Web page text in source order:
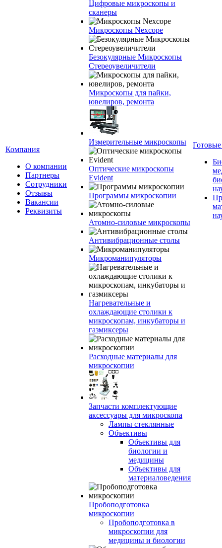
Компания
О компании
Партнеры
Сотрудники
Отзывы
Вакансии
Реквизиты
Цифровые микроскопы и
сканеры
Микроскопы Nexcope
Безокулярные Микроскопы
Стереоувеличители
Микроскопы для пайки,
ювелиров, ремонта
Измерительные микроскопы
Оптические микроскопы
Evident
Программы микроскопии
Атомно-силовые микроскопы
Антивибрационные столы
Микроманипуляторы
Нагревательные и
охлаждающие столики к
микроскопам, инкубаторы и
газмиксеры
Расходные материалы для
микроскопии
Запчасти комплектующие
аксессуары для микроскопа
Лампы стеклянные
Объективы
Объективы для
биологии и
медицины
Объективы для
материаловедения
Пробоподготовка
микроскопии
Пробоподготовка в
микроскопии для
медицины и биологии